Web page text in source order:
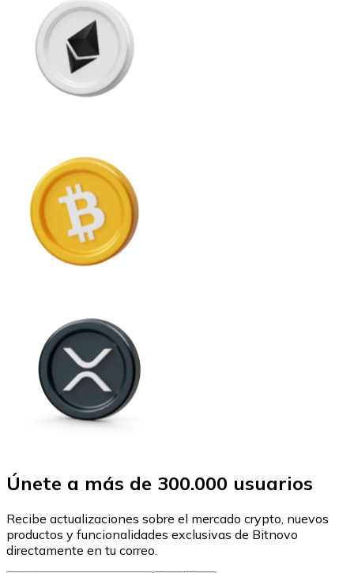
Únete a más de 300.000 usuarios
Recibe actualizaciones sobre el mercado crypto, nuevos
productos y funcionalidades exclusivas de Bitnovo
directamente en tu correo.